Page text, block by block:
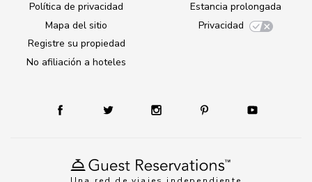
Política de privacidad
Mapa del sitio
Registre su propiedad
No afiliación a hoteles
Estancia prolongada
Privacidad